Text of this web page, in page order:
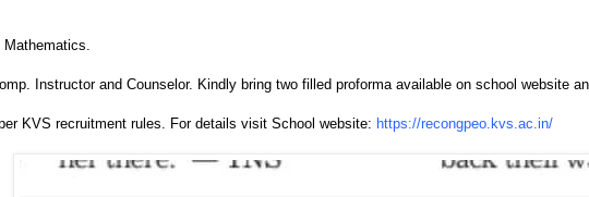
Instructor and Counselor. Kindly bring two filled proforma available on school website
KVS recruitment rules. For details visit School website: https://recongpeo.kvs.ac.in/